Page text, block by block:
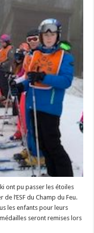
ont pu passer les étoiles
l’ESF du Champ du Feu.
les enfants pour leurs
médailles seront remises lors